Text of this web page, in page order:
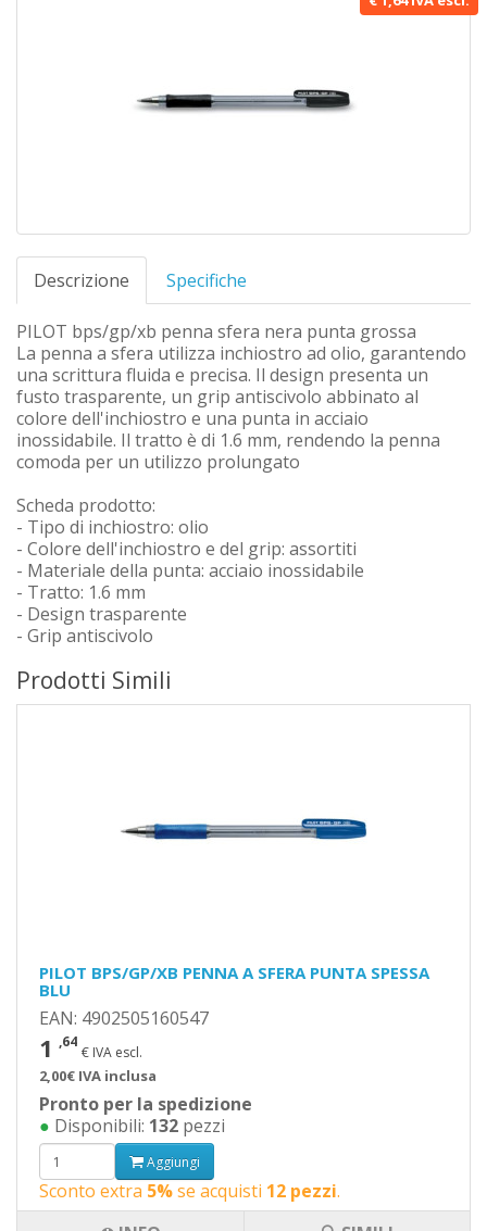
Descrizione Specifiche
PILOT bps/gp/xb penna sfera nera punta grossa
La penna a sfera utilizza inchiostro ad olio, garantendo
una scrittura fluida e precisa. Il design presenta un
fusto trasparente, un grip antiscivolo abbinato al
colore dell'inchiostro e una punta in acciaio
inossidabile. Il tratto è di 1.6 mm, rendendo la penna
comoda per un utilizzo prolungato
Scheda prodotto:
- Tipo di inchiostro: olio
- Colore dell'inchiostro e del grip: assortiti
- Materiale della punta: acciaio inossidabile
- Tratto: 1.6 mm
- Design trasparente
- Grip antiscivolo
Prodotti Simili
PILOT BPS/GP/XB PENNA A SFERA PUNTA SPESSA
BLU
EAN: 4902505160547
1 ,64
€ IVA escl.
2,00€ IVA inclusa
Pronto per la spedizione
● Disponibili: 132 pezzi
Aggiungi
Sconto extra 5%se acquisti 12 pezzi.